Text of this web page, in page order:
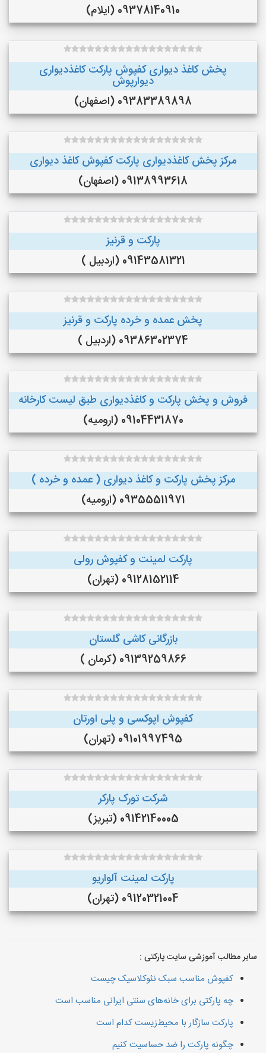
09378140910 (ایلام)
پخش کاغذ دیواری کفپوش پارکت کاغذدیواری
دیوارپوش
09383389898 (اصفهان)
مرکز پخش کاغذدیواری پارکت کفپوش کاغذ دیواری
09138993618 (اصفهان)
پارکت و قرنیز
09143581321 (اردبیل )
پخش عمده و خرده پارکت و قرنیز
09386302374 (اردبیل )
فروش و پخش پارکت و کاغذدیواری طبق لیست کارخانه
09104431870 (ارومیه)
مرکز پخش پارکت و کاغذ دیواری ( عمده و خرده )
09355511971 (ارومیه)
پارکت لمینت و کفپوش رولی
09128152114 (تهران)
بازرگانی کاشی گلستان
09139259866 (کرمان )
کفپوش اپوکسی و پلی اورتان
09101997495 (تهران)
شرکت تورک پارکر
09142140005 (تبریز)
پارکت لمینت آلواریو
09120321004 (تهران)
سایر مطالب آموزشی سایت پارکتی :
کفپوش مناسب سبک نئوکلاسیک چیست
چه پارکتی برای خانه‌های سنتی ایرانی مناسب است
پارکت سازگار با محیط‌زیست کدام است
چگونه پارکت را ضد حساسیت کنیم